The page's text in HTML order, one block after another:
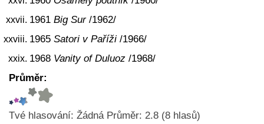
1961 Big Sur/1962/
1965 Satori v Paříži /1966/
1968 Vanity of Duluoz /1968/
Průměr:
Tvé hlasování: Žádná Průměr: 2.8 (8 hlasů)